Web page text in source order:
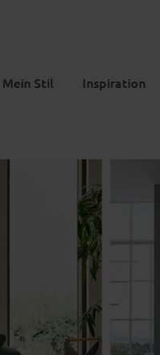
Mein Stil Inspiration